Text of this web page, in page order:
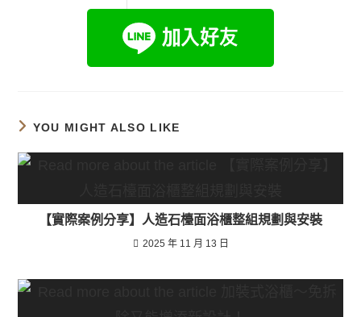
YOU MIGHT ALSO LIKE
【實際案例分享】人造石檯面浴櫃整組規劃與安裝
2025 年 11 月 13 日